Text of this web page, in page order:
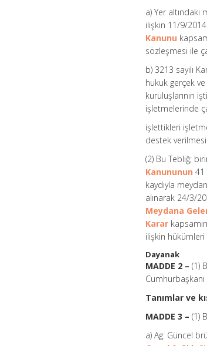
a) Yer altındaki
ilişkin 11/9/
Kanunu
sözleşmesi ile
b) 3213 sayılı
hukuk gerçek
kuruluşlarının
işletmelerinde
işlettikleri
destek
(2) Bu Tebliğ;
Kanununun 41
kaydıyla
alınarak 24/3/
Meydana
Karar
ilişkin
Dayanak
MADDE 2 –(1)
Cumhurbaşkanı
Tanımlar ve
MADDE 3 – (1)
a) Ag: Güncel